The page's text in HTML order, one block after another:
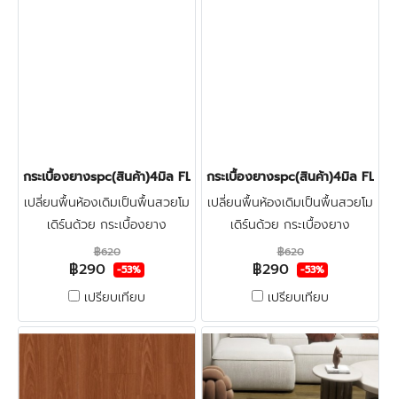
กระเบื้องยางspc(สินค้า)4มิล FLOOR PRO 004 BEIGE OAK.
เปลี่ยนพื้นห้องเดิมเป็นพื้นสวยโม
เดิร์นด้วย กระเบื้องยาง
ลายไม้spc4มิล FLOOR-PRO
ทำจากไวนิลผสมหิน แข็งแรงผิว
หน้าเคลือบชั้นกันรอย ทนน้ำกัน
฿620
฿290 -53%
เปรียบเทียบ
กระเบื้องยางspc(สินค้า)4มิล
เปลี่ยนพื้นห้องเดิมเป็นพื้นสวยโม
เดิร์นด้วย กระเบื้องยาง
ลายไม้spc4มิล FLOOR-PRO
ทำจากไวนิลผสมหิน แข็งแรงผิว
หน้าเคลือบชั้นกันรอย ทนน้ำกัน
฿620
฿290 -53%
เปรียบเทียบ